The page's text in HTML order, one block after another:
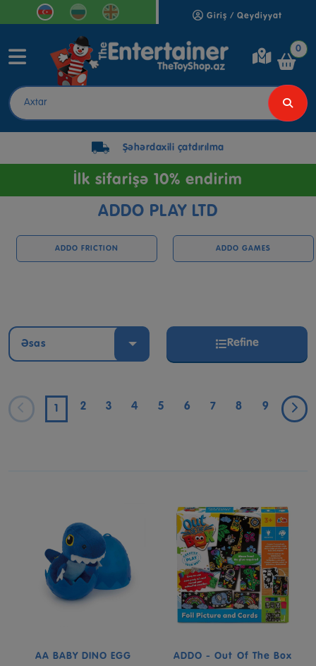
Giriş / Qeydiyyat
0
Şəhərdaxili çatdırılma
İlk sifarişə 10% endirim
ADDO PLAY LTD
ADDO FRICTION ADDO GAMES
Əsas Refine
1 2 3 4 5 6 7 8 9
AA BABY DINO EGG
ADDO - Out Of The Box